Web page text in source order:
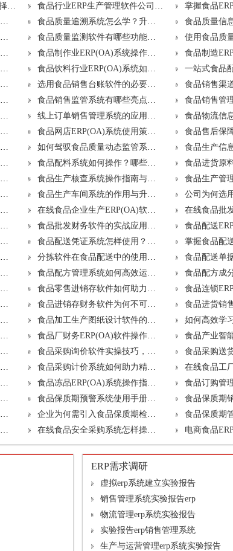
食品公司ERP系统供应商的选择与对企业运营的作用分析 食品行业ERP生产管理软件公司推荐及主要作用？
食品智能采购软件快速上手及升级方案介绍 食品质量追溯系统怎么学？升级方法分享
食品质量检测数据分析软件怎么用？升级步骤解析 食品质量监测软件有哪些功能？如何获取免费升级？
食品质量安全风险评估系统如何使用？提供哪些免费更新？ 食品制作业ERP(OA)系统操作说明及升级注意事项有哪些？
食品营养配方软件升级时需注意哪些事项？ 食品饮料行业ERP(OA)系统如何操作？升级方案有哪些？
食品销售自动化记账软件的优势与升级策略分享 选用食品销售台账软件的必要性及升级步骤
在线食品销售库存软件的使用与升级方法 食品销售监管系统有哪些亮点？如何获取免费升级？
食品销售备案系统怎样使用？哪些升级服务是免费的？ 线上订单销售管理系统的应用价值与升级注意点
食品物流仓储管理系统高效使用手册，升级注意事项有哪些？ 食品网店ERP(OA)系统使用策略及升级规划是怎样的？
食品生产ERP(OA)管理系统的全方位应用指南及升级方案？ 如何驾驭食品质量动态监管系统？升级路径是什么？
食品生产数据分析软件的应用秘诀是什么？升级流程详解？ 食品配料系统如何操作？哪些功能提供免费升级？
食品生产记账软件怎么用？免费升级亮点介绍 食品生产核查系统操作指南与升级考虑因素
食品生产成本核算系统如何助力企业？升级时需注意什么？ 食品生产车间系统的作用与升级策略是什么？
食品企业ERP(OA)系统在线操作及升级注意事项有哪些？ 在线食品企业生产ERP(OA)软件应用指南与升级方案
食品批发订货配送系统如何使用？升级方案大公开 食品批发财务软件的实战应用与升级流程介绍
食品配送收款软件上手快攻略，升级步骤是什么？ 食品配送凭证系统怎样使用？享受哪些免费升级服务？
食品配送公司账务软件使用技巧与免费升级项目有哪些？ 分拣软件在食品配送中的使用方法及升级注意事项
食品配方计算系统使用技巧与升级策略，助力精准生产？ 食品配方管理系统如何高效运作？升级需注意哪些事项？
食品零售ERP(OA)系统使用说明：快速上手与升级技巧？ 食品零售进销存软件如何助力业务增长？免费升级有哪些？
食品进销存ERP(OA)软件使用手册：如何高效利用并升级？ 食品进销存财务软件为何不可或缺？免费升级包含哪些内容？
食品车间产量计算软件有哪些核心功能？升级时需关注哪些要点？ 食品加工生产图纸设计软件的价值何在？如何升级以保持竞争力？
食品供货商采购软件在线操作指南及免费升级亮点？ 食品厂财务ERP(OA)软件操作手册及升级注意事项
食品仓库管理ERP(OA)软件怎么用？哪些升级免费享？ 食品采购询价软件实操技巧，升级时需关注的点？
食品采购价格管理软件操作指南，含免费升级亮点 食品采购计价系统如何助力精准预算？升级需注意的细节？
食品财务管理软件实用手册，哪些升级服务可免费享受？ 食品冻品ERP(OA)系统操作指南及免费升级概览
食品保质期追溯系统操作指南，含升级最佳实践 食品保质期预警系统使用手册：功能亮点与升级步骤？
食品保质期进销软件优势何在？升级方案如何规划？ 企业为何需引入食品保质期检测软件？升级路径详解
食品包装袋厂ERP(OA)管理软件使用全攻略，含升级方案 在线食品安全采购系统怎样操作？升级流程是怎样的？
ERP需求调研
虚拟erp系统建立实验报告
销售管理系统实验报告erp
物流管理erp系统实验报告
实验报告erp销售管理系统
生产与运营管理erp系统实验报告